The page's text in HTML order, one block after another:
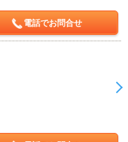
電話でお問合せ